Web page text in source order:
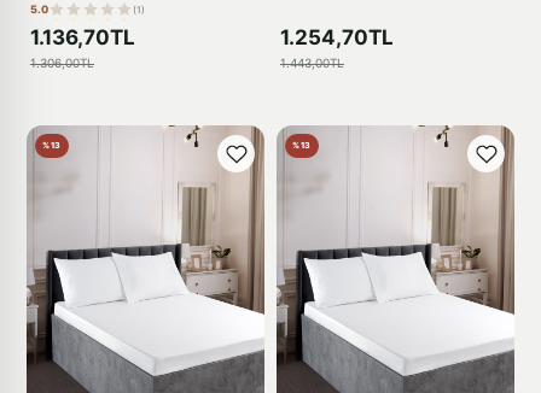
5.0 (1)
1.136,70TL
1.306,00TL
1.254,70TL
1.443,00TL
%13 %13